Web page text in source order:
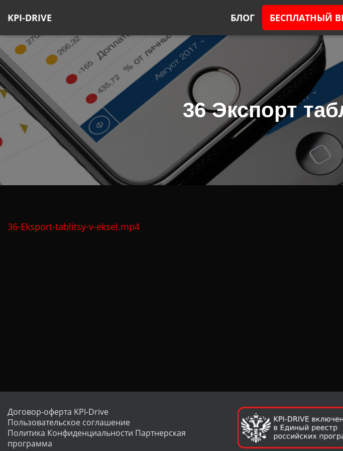
KPI-DRIVE БЛОГ БЕСПЛАТНЫЙ
36 Экспорт
36-Eksport-tablitsy-v-eksel.mp4
Договор-оферта KPI-Drive
Пользовательское соглашение
Политика Конфиденциальности Партнерская
программа